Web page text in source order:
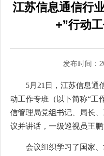
江苏信息通信行
+”行动
发布时间：
5月21日，江苏信息通
动工作专班（以下简称“工
信管理局党组书记、局长
议并讲话，一级巡视员王鹏
会议组织学习了国家